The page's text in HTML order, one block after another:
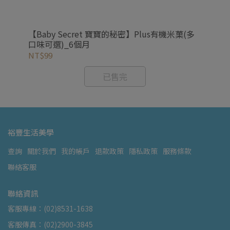
【Baby Secret 寶寶的秘密】Plus有機米菓(多
口味可選)_6個月
NT$99
已售完
裕豐生活美學
查詢 關於我們 我的帳戶 退款政策 隱私政策 服務條款
聯絡客服
聯絡資訊
客服專線：(02)8531-1638
客服傳真：(02)2900-3845